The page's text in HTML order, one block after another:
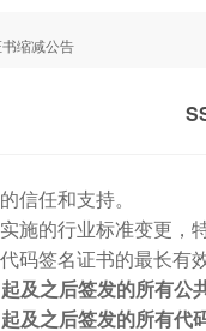
缩减公告
信任和支持。
施的行业标准变更，
码签名证书的最长有
及之后签发的所有
及之后签发的所有